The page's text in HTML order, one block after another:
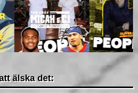
älska det: